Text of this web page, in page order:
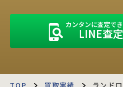
お客様の声
運営会社
カンタンに査定で
LINE査定
TOP 買取実績 ランド